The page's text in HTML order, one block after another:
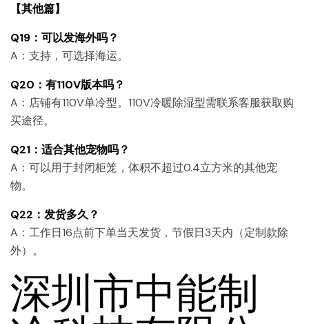
【其他篇】
Q19：可以发海外吗？
A：支持，可选择海运。
Q20：有110V版本吗？
A：店铺有110V单冷型。110V冷暖除湿型需联系客服获取购
买途径。
Q21：适合其他宠物吗？
A：可以用于封闭柜笼，体积不超过0.4立方米的其他宠
物。
Q22：发货多久？
A：工作日16点前下单当天发货，节假日3天内（定制款除
外）。
深圳市中能制